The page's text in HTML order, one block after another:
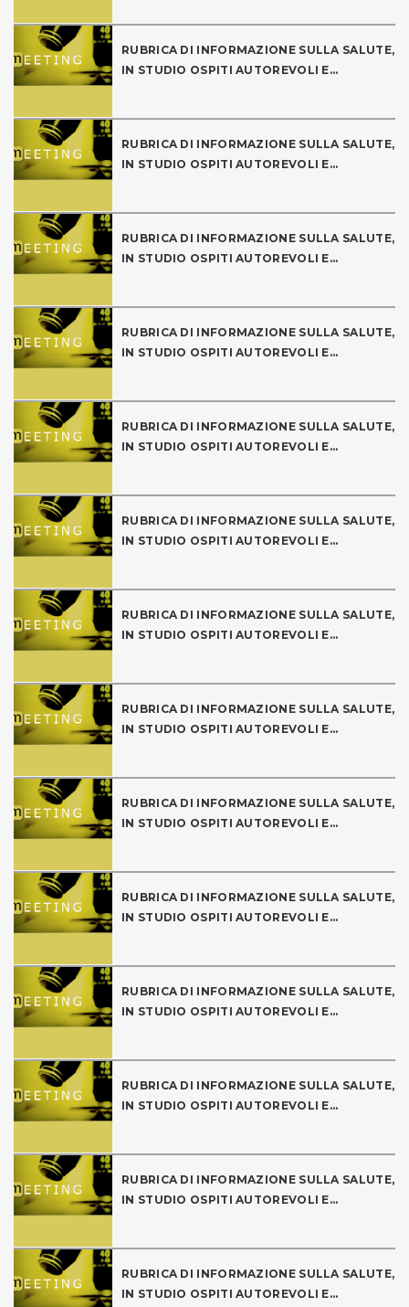
RUBRICA DI INFORMAZIONE SULLA SALUTE,
IN STUDIO OSPITI AUTOREVOLI E...
RUBRICA DI INFORMAZIONE SULLA SALUTE,
IN STUDIO OSPITI AUTOREVOLI E...
RUBRICA DI INFORMAZIONE SULLA SALUTE,
IN STUDIO OSPITI AUTOREVOLI E...
RUBRICA DI INFORMAZIONE SULLA SALUTE,
IN STUDIO OSPITI AUTOREVOLI E...
RUBRICA DI INFORMAZIONE SULLA SALUTE,
IN STUDIO OSPITI AUTOREVOLI E...
RUBRICA DI INFORMAZIONE SULLA SALUTE,
IN STUDIO OSPITI AUTOREVOLI E...
RUBRICA DI INFORMAZIONE SULLA SALUTE,
IN STUDIO OSPITI AUTOREVOLI E...
RUBRICA DI INFORMAZIONE SULLA SALUTE,
IN STUDIO OSPITI AUTOREVOLI E...
RUBRICA DI INFORMAZIONE SULLA SALUTE,
IN STUDIO OSPITI AUTOREVOLI E...
RUBRICA DI INFORMAZIONE SULLA SALUTE,
IN STUDIO OSPITI AUTOREVOLI E...
RUBRICA DI INFORMAZIONE SULLA SALUTE,
IN STUDIO OSPITI AUTOREVOLI E...
RUBRICA DI INFORMAZIONE SULLA SALUTE,
IN STUDIO OSPITI AUTOREVOLI E...
RUBRICA DI INFORMAZIONE SULLA SALUTE,
IN STUDIO OSPITI AUTOREVOLI E...
RUBRICA DI INFORMAZIONE SULLA SALUTE,
IN STUDIO OSPITI AUTOREVOLI E...